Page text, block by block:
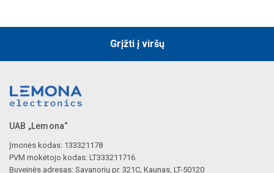
Grįžti į viršų
UAB „Lemona“
Įmonės kodas: 133321178
PVM mokėtojo kodas: LT333211716
Buveinės adresas: Savanorių pr. 321C, Kaunas, LT-50120